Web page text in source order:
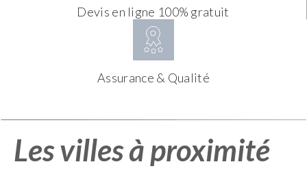
Devis en ligne 100% gratuit
Assurance & Qualité
Les villes à proximité